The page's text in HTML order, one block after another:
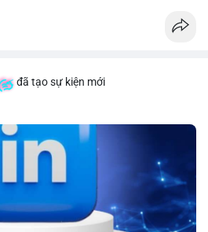
đã tạo sự kiện mới